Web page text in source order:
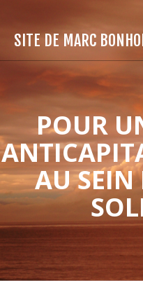
SITE DE MARC
POUR
AU SEIN